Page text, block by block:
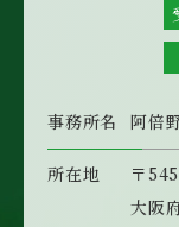
事務所名 阿倍
所在地
〒
大阪